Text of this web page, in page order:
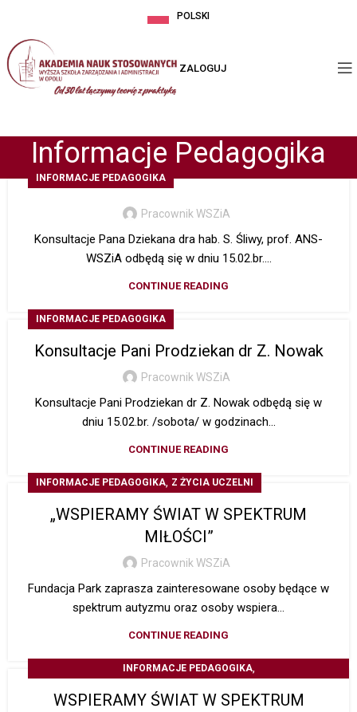
POLSKI
ZALOGUJ
Informacje Pedagogika
INFORMACJE PEDAGOGIKA
Pracownik WSZiA
Konsultacje Pana Dziekana dra hab. S. Śliwy, prof. ANS-
WSZiA odbędą się w dniu 15.02.br....
CONTINUE READING
INFORMACJE PEDAGOGIKA
Konsultacje Pani Prodziekan dr Z. Nowak
Pracownik WSZiA
Konsultacje Pani Prodziekan dr Z. Nowak odbędą się w
dniu 15.02.br. /sobota/ w godzinach...
CONTINUE READING
INFORMACJE PEDAGOGIKA, Z ŻYCIA UCZELNI
„WSPIERAMY ŚWIAT W SPEKTRUM
MIŁOŚCI”
Pracownik WSZiA
Fundacja Park zaprasza zainteresowane osoby będące w
spektrum autyzmu oraz osoby wspiera...
CONTINUE READING
INFORMACJE PEDAGOGIKA,
WSPIERAMY ŚWIAT W SPEKTRUM